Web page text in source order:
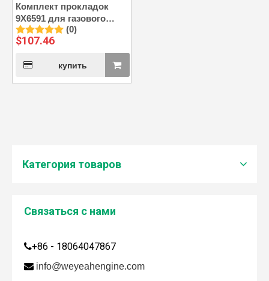
Комплект прокладок
9X6591 для газового
двигателя CAT G3500
(0)
$107.46
купить
Категория товаров
Связаться с нами
+86 - 18064047867
 info@weyeahengine.com
Дженбахер забрал 200673
WY200673